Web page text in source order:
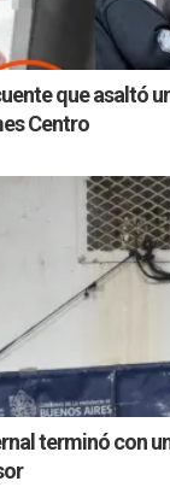
que asaltó
Centro
terminó con